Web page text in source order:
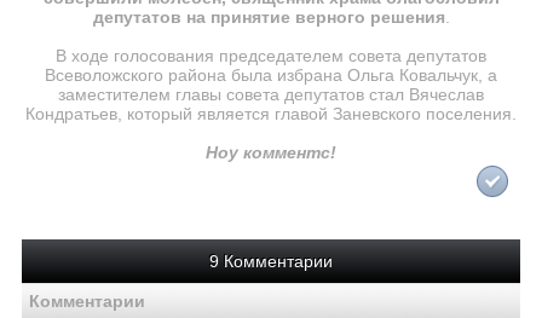
депутатов на принятие верного решения
В ходе голосования председателем совета депутатов
Всеволожского района была избрана Ольга Ковальчук, а
заместителем главы совета депутатов стал Вячеслав
Кондратьев, который является главой Заневского поселения.
Ноу комментс!
9 Комментарии
Комментарии